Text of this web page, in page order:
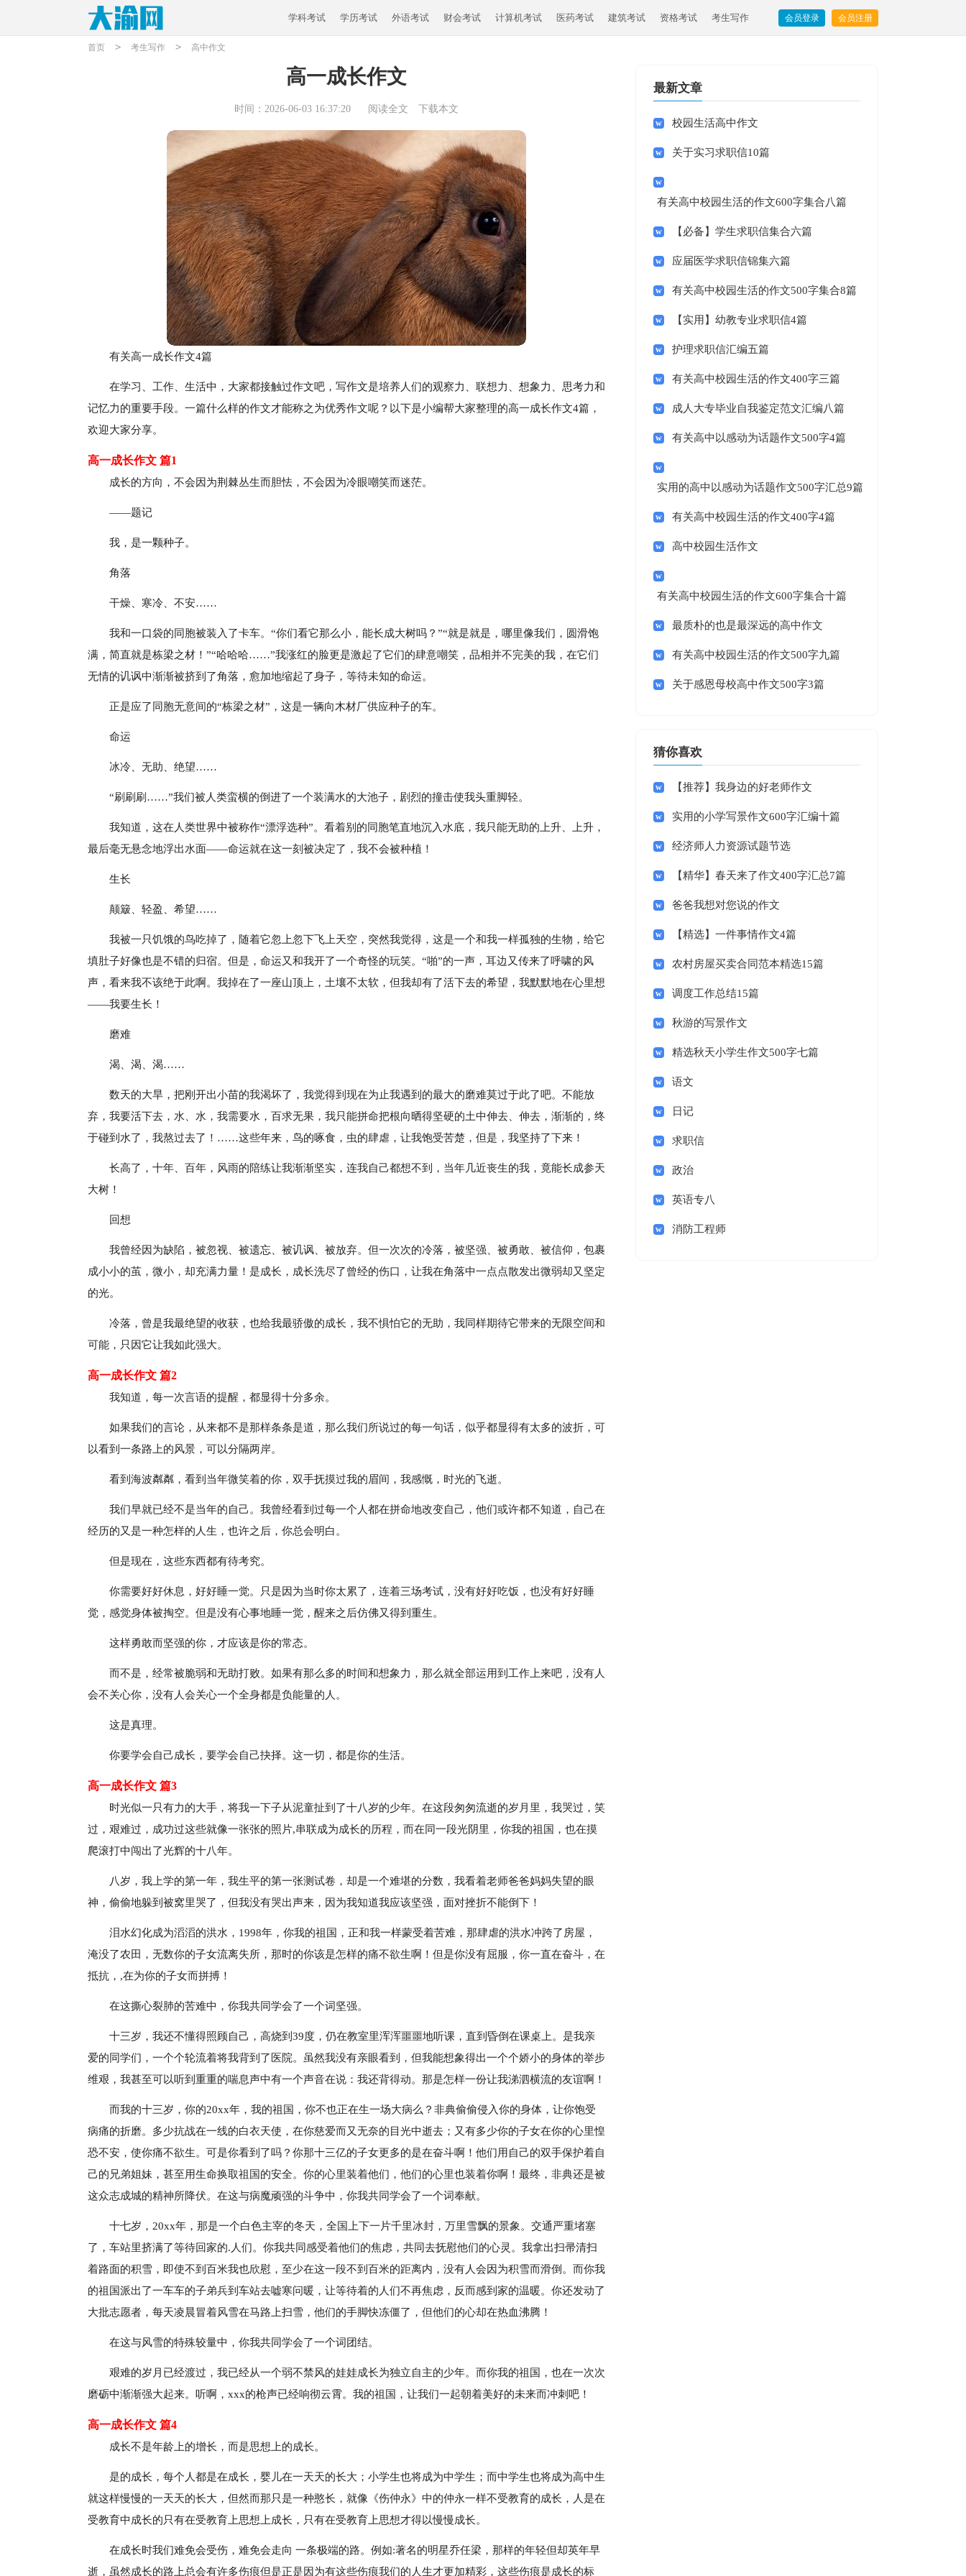
学科考试 学历考试 外语考试 财会考试 计算机考试 医药考试 建筑考试 资格考试 考生写作 会员登录 会员注册
首页 > 考生写作 > 高中作文
高一成长作文
时间：2026-06-03 16:37:20 阅读全文 下载本文
有关高一成长作文4篇
在学习、工作、生活中，大家都接触过作文吧，写作文是培养人们的观察力、联想力、想象力、思考力和
记忆力的重要手段。一篇什么样的作文才能称之为优秀作文呢？以下是小编帮大家整理的高一成长作文4篇，
欢迎大家分享。
高一成长作文 篇1
成长的方向，不会因为荆棘丛生而胆怯，不会因为冷眼嘲笑而迷茫。
——题记
我，是一颗种子。
角落
干燥、寒冷、不安……
我和一口袋的同胞被装入了卡车。“你们看它那么小，能长成大树吗？”“就是就是，哪里像我们，圆滑饱
满，简直就是栋梁之材！”“哈哈哈……”我涨红的脸更是激起了它们的肆意嘲笑，品相并不完美的我，在它们
无情的讥讽中渐渐被挤到了角落，愈加地缩起了身子，等待未知的命运。
正是应了同胞无意间的“栋梁之材”，这是一辆向木材厂供应种子的车。
命运
冰冷、无助、绝望……
“刷刷刷……”我们被人类蛮横的倒进了一个装满水的大池子，剧烈的撞击使我头重脚轻。
我知道，这在人类世界中被称作“漂浮选种”。看着别的同胞笔直地沉入水底，我只能无助的上升、上升，
最后毫无悬念地浮出水面——命运就在这一刻被决定了，我不会被种植！
生长
颠簸、轻盈、希望……
我被一只饥饿的鸟吃掉了，随着它忽上忽下飞上天空，突然我觉得，这是一个和我一样孤独的生物，给它
填肚子好像也是不错的归宿。但是，命运又和我开了一个奇怪的玩笑。“啪”的一声，耳边又传来了呼啸的风
声，看来我不该绝于此啊。我掉在了一座山顶上，土壤不太软，但我却有了活下去的希望，我默默地在心里想
——我要生长！
磨难
渴、渴、渴……
数天的大旱，把刚开出小苗的我渴坏了，我觉得到现在为止我遇到的最大的磨难莫过于此了吧。不能放
弃，我要活下去，水、水，我需要水，百求无果，我只能拼命把根向晒得坚硬的土中伸去、伸去，渐渐的，终
于碰到水了，我熬过去了！……这些年来，鸟的啄食，虫的肆虐，让我饱受苦楚，但是，我坚持了下来！
长高了，十年、百年，风雨的陪练让我渐渐坚实，连我自己都想不到，当年几近丧生的我，竟能长成参天
大树！
回想
我曾经因为缺陷，被忽视、被遗忘、被讥讽、被放弃。但一次次的冷落，被坚强、被勇敢、被信仰，包裹
成小小的茧，微小，却充满力量！是成长，成长洗尽了曾经的伤口，让我在角落中一点点散发出微弱却又坚定
的光。
冷落，曾是我最绝望的收获，也给我最骄傲的成长，我不惧怕它的无助，我同样期待它带来的无限空间和
可能，只因它让我如此强大。
高一成长作文 篇2
我知道，每一次言语的提醒，都显得十分多余。
如果我们的言论，从来都不是那样条条是道，那么我们所说过的每一句话，似乎都显得有太多的波折，可
以看到一条路上的风景，可以分隔两岸。
看到海波粼粼，看到当年微笑着的你，双手抚摸过我的眉间，我感慨，时光的飞逝。
我们早就已经不是当年的自己。我曾经看到过每一个人都在拼命地改变自己，他们或许都不知道，自己在
经历的又是一种怎样的人生，也许之后，你总会明白。
但是现在，这些东西都有待考究。
你需要好好休息，好好睡一觉。只是因为当时你太累了，连着三场考试，没有好好吃饭，也没有好好睡
觉，感觉身体被掏空。但是没有心事地睡一觉，醒来之后仿佛又得到重生。
这样勇敢而坚强的你，才应该是你的常态。
而不是，经常被脆弱和无助打败。如果有那么多的时间和想象力，那么就全部运用到工作上来吧，没有人
会不关心你，没有人会关心一个全身都是负能量的人。
这是真理。
你要学会自己成长，要学会自己抉择。这一切，都是你的生活。
高一成长作文 篇3
时光似一只有力的大手，将我一下子从泥童扯到了十八岁的少年。在这段匆匆流逝的岁月里，我哭过，笑
过，艰难过，成功过这些就像一张张的照片,串联成为成长的历程，而在同一段光阴里，你我的祖国，也在摸
爬滚打中闯出了光辉的十八年。
八岁，我上学的第一年，我生平的第一张测试卷，却是一个难堪的分数，我看着老师爸爸妈妈失望的眼
神，偷偷地躲到被窝里哭了，但我没有哭出声来，因为我知道我应该坚强，面对挫折不能倒下！
泪水幻化成为滔滔的洪水，1998年，你我的祖国，正和我一样蒙受着苦难，那肆虐的洪水冲跨了房屋，
淹没了农田，无数你的子女流离失所，那时的你该是怎样的痛不欲生啊！但是你没有屈服，你一直在奋斗，在
抵抗，,在为你的子女而拼搏！
在这撕心裂肺的苦难中，你我共同学会了一个词坚强。
十三岁，我还不懂得照顾自己，高烧到39度，仍在教室里浑浑噩噩地听课，直到昏倒在课桌上。是我亲
爱的同学们，一个个轮流着将我背到了医院。虽然我没有亲眼看到，但我能想象得出一个个娇小的身体的举步
维艰，我甚至可以听到重重的喘息声中有一个声音在说：我还背得动。那是怎样一份让我涕泗横流的友谊啊！
而我的十三岁，你的20xx年，我的祖国，你不也正在生一场大病么？非典偷偷侵入你的身体，让你饱受
病痛的折磨。多少抗战在一线的白衣天使，在你慈爱而又无奈的目光中逝去；又有多少你的子女在你的心里惶
恐不安，使你痛不欲生。可是你看到了吗？你那十三亿的子女更多的是在奋斗啊！他们用自己的双手保护着自
己的兄弟姐妹，甚至用生命换取祖国的安全。你的心里装着他们，他们的心里也装着你啊！最终，非典还是被
这众志成城的精神所降伏。在这与病魔顽强的斗争中，你我共同学会了一个词奉献。
十七岁，20xx年，那是一个白色主宰的冬天，全国上下一片千里冰封，万里雪飘的景象。交通严重堵塞
了，车站里挤满了等待回家的.人们。你我共同感受着他们的焦虑，共同去抚慰他们的心灵。我拿出扫帚清扫
着路面的积雪，即使不到百米我也欣慰，至少在这一段不到百米的距离内，没有人会因为积雪而滑倒。而你我
的祖国派出了一车车的子弟兵到车站去嘘寒问暖，让等待着的人们不再焦虑，反而感到家的温暖。你还发动了
大批志愿者，每天凌晨冒着风雪在马路上扫雪，他们的手脚快冻僵了，但他们的心却在热血沸腾！
在这与风雪的特殊较量中，你我共同学会了一个词团结。
艰难的岁月已经渡过，我已经从一个弱不禁风的娃娃成长为独立自主的少年。而你我的祖国，也在一次次
磨砺中渐渐强大起来。听啊，xxx的枪声已经响彻云霄。我的祖国，让我们一起朝着美好的未来而冲刺吧！
高一成长作文 篇4
成长不是年龄上的增长，而是思想上的成长。
是的成长，每个人都是在成长，婴儿在一天天的长大；小学生也将成为中学生；而中学生也将成为高中生
就这样慢慢的一天天的长大，但然而那只是一种憨长，就像《伤仲永》中的仲永一样不受教育的成长，人是在
受教育中成长的只有在受教育上思想上成长，只有在受教育上思想才得以慢慢成长。
在成长时我们难免会受伤，难免会走向 一条极端的路。例如:著名的明星乔任梁，那样的年轻但却英年早
逝，虽然成长的路上总会有许多伤痕但是正是因为有这些伤痕我们的人生才更加精彩，这些伤痕是成长的标
最新文章
校园生活高中作文
关于实习求职信10篇
有关高中校园生活的作文600字集合八篇
【必备】学生求职信集合六篇
应届医学求职信锦集六篇
有关高中校园生活的作文500字集合8篇
【实用】幼教专业求职信4篇
护理求职信汇编五篇
有关高中校园生活的作文400字三篇
成人大专毕业自我鉴定范文汇编八篇
有关高中以感动为话题作文500字4篇
实用的高中以感动为话题作文500字汇总9篇
有关高中校园生活的作文400字4篇
高中校园生活作文
有关高中校园生活的作文600字集合十篇
最质朴的也是最深远的高中作文
有关高中校园生活的作文500字九篇
关于感恩母校高中作文500字3篇
猜你喜欢
【推荐】我身边的好老师作文
实用的小学写景作文600字汇编十篇
经济师人力资源试题节选
【精华】春天来了作文400字汇总7篇
爸爸我想对您说的作文
【精选】一件事情作文4篇
农村房屋买卖合同范本精选15篇
调度工作总结15篇
秋游的写景作文
精选秋天小学生作文500字七篇
语文
日记
求职信
政治
英语专八
消防工程师